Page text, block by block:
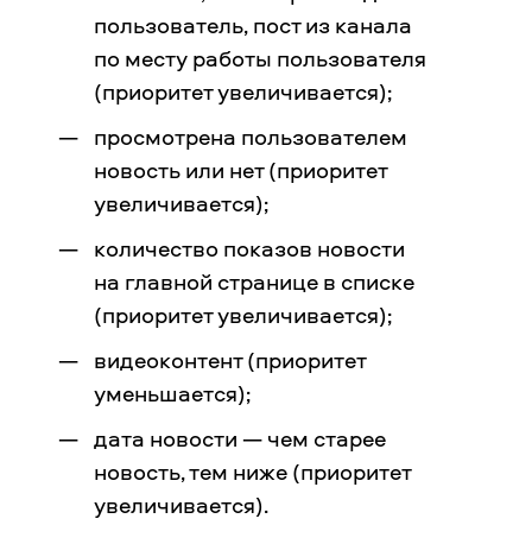
пользователь, пост из канала
по месту работы пользователя
(приоритет увеличивается);
просмотрена пользователем
новость или нет (приоритет
увеличивается);
количество показов новости
на главной странице в списке
(приоритет увеличивается);
видеоконтент (приоритет
уменьшается);
дата новости — чем старее
новость, тем ниже (приоритет
увеличивается).